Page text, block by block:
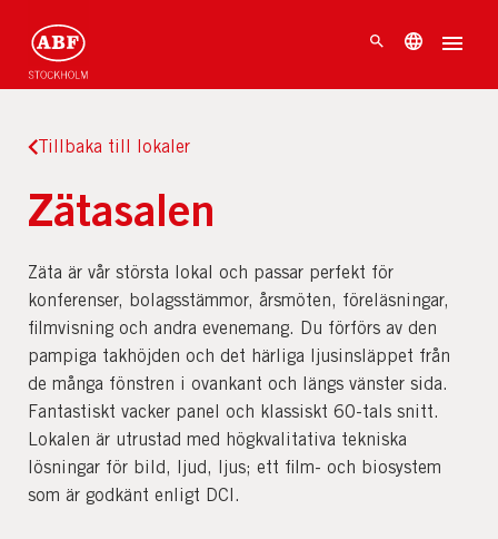
Tillbaka till lokaler
Zätasalen
Zäta är vår största lokal och passar perfekt för
konferenser, bolagsstämmor, årsmöten, föreläsningar,
filmvisning och andra evenemang. Du förförs av den
pampiga takhöjden och det härliga ljusinsläppet från
de många fönstren i ovankant och längs vänster sida.
Fantastiskt vacker panel och klassiskt 60-tals snitt.
Lokalen är utrustad med högkvalitativa tekniska
lösningar för bild, ljud, ljus; ett film- och biosystem
som är godkänt enligt DCI.